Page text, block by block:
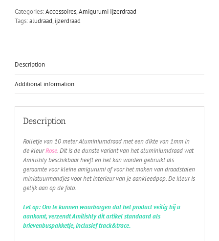
Categories:Accessoires,Amigurumi Ijzerdraad
Tags:aludraad, ijzerdraad
Description
Additional information
Description
Rolletje van 10 meter Aluminiumdraad met een dikte van 1mm in
de kleurRose. Dit is de dunste variant van het aluminiumdraad wat
Amilishly beschikbaar heeft en het kan worden gebruikt als
geraamte voor kleine amigurumi of voor het maken van draadstalen
miniatuurmandjes voor het interieur van je aankleedpop. De kleur is
gelijk aan op de foto.
Let op: Om te kunnen waarborgen dat het product veilig bij u
aankomt, verzendt Amilishly dit artikel standaard als
brievenbuspakketje, inclusief track&trace.